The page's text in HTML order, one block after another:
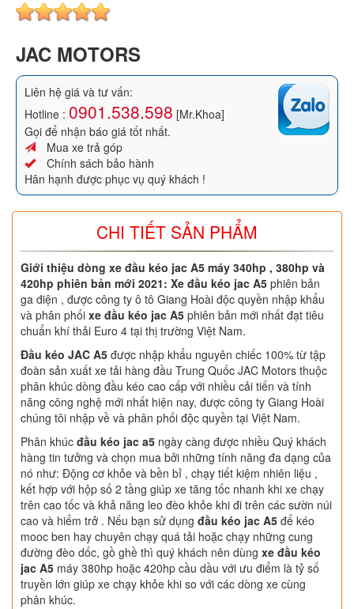
JAC MOTORS
Liên hệ giá và tư vấn:
Hotline : 0901.538.598 [Mr.Khoa]
Gọi để nhận báo giá tốt nhất.
Mua xe trả góp
Chính sách bảo hành
Hân hạnh được phục vụ quý khách !
CHI TIẾT SẢN PHẨM
Giới thiệu dòng xe đầu kéo jac A5 máy 340hp , 380hp và
420hp phiên bản mới 2021: Xe đầu kéo jac A5 phiên bản
ga điện , được công ty ô tô Giang Hoài độc quyền nhập khẩu
và phân phối xe đầu kéo jac A5 phiên bản mới nhất đạt tiêu
chuẩn khí thải Euro 4 tại thị trường Việt Nam.
Đầu kéo JAC A5 được nhập khẩu nguyên chiếc 100% từ tập
đoàn sản xuất xe tải hàng đầu Trung Quốc JAC Motors thuộc
phân khúc dòng đầu kéo cao cấp với nhiều cải tiến và tính
năng công nghệ mới nhất hiện nay, được công ty Giang Hoài
chúng tôi nhập về và phân phối độc quyền tại Việt Nam.
Phân khúc đầu kéo jac a5 ngày càng được nhiều Quý khách
hàng tin tưởng và chọn mua bởi những tính năng đa dạng của
nó như: Động cơ khỏe và bền bỉ , chạy tiết kiệm nhiên liệu ,
kết hợp với hộp số 2 tầng giúp xe tăng tốc nhanh khi xe chạy
trên cao tốc và khả năng leo đèo khỏe khi đi trên các sườn núi
cao và hiểm trở . Nếu bạn sử dụng đầu kéo jac A5 để kéo
mooc ben hay chuyên chạy quá tải hoặc chạy những cung
đường đèo dốc, gồ ghề thì quý khách nên dùng xe đầu kéo
jac A5 máy 380hp hoặc 420hp cầu dầu với ưu điểm là tỷ số
truyền lớn giúp xe chạy khỏe khi so với các dòng xe cùng
phân khúc.